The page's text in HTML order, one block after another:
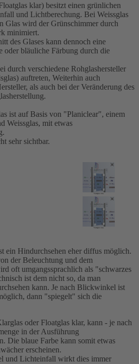
klar) besitzt einen grünlichen
und Lichtberechung. Bei Weissglas
Glas wird der Grünschimmer durch
minimiert.
des Glases kann dennoch eine
oder bläuliche Färbung durch die
durch verschiedene Rohglashersteller
auftreten, Weiterhin auch
als auch bei der Veränderung des
ist auf Basis von "Planiclear", einem
Weissglas, mit etwas
sehr sichtbar.
ein Hindurchsehen eher diffus möglich.
der Beleuchtung und dem
oft umgangssprachlich als "schwarzes
ist dem nicht so, da man
kann. Je nach Blickwinkel ist
dann "spiegelt" sich die
oder Floatglas klar, kann - je nach
in der Ausführung
Die blaue Farbe kann somit etwas
erscheinen.
und Lichteinfall wirkt dies immer